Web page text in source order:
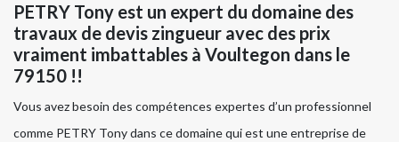
PETRY Tony est un expert du domaine des
travaux de devis zingueur avec des prix
vraiment imbattables à Voultegon dans le
79150 !!
Vous avez besoin des compétences expertes d’un professionnel
comme PETRY Tony dans ce domaine qui est une entreprise de